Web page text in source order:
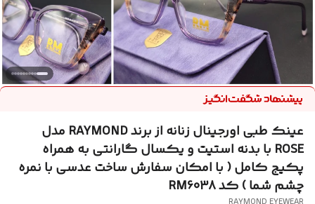
عینک طبی اورجینال زنانه از برند RAYMOND مدل
ROSE با بدنه استیت و یکسال گارانتی به همراه
پکیج کامل ( با امکان سفارش ساخت عدسی با نمره
چشم شما ) کد RM6038